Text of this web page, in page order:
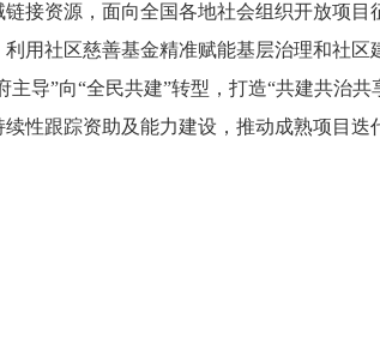
接资源，面向全国各地社会组织开放项目
用社区慈善基金精准赋能基层治理和社区
导”向“全民共建”转型，打造“共建共治共
性跟踪资助及能力建设，推动成熟项目迭